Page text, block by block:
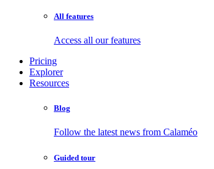
All features
Access all our features
Pricing
Explorer
Resources
Blog
Follow the latest news from Calaméo
Guided tour